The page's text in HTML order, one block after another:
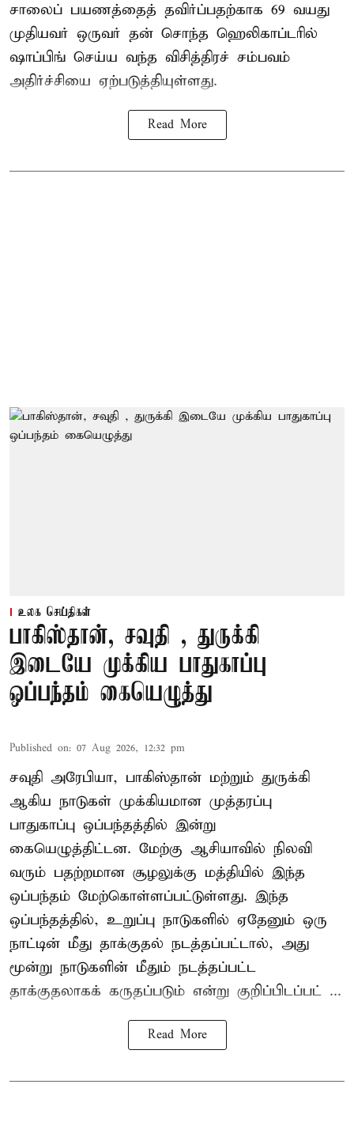
சாலைப் பயணத்தைத் தவிர்ப்பதற்காக 69 வயது
முதியவர் ஒருவர் தன் சொந்த ஹெலிகாப்டரில்
ஷாப்பிங் செய்ய வந்த விசித்திரச் சம்பவம்
அதிர்ச்சியை ஏற்படுத்தியுள்ளது.
Read More
உலக செய்திகள்
பாகிஸ்தான், சவுதி , துருக்கி
இடையே முக்கிய பாதுகாப்பு
ஒப்பந்தம் கையெழுத்து
Published on: 07 Aug 2026, 12:32 pm
சவுதி அரேபியா, பாகிஸ்தான் மற்றும் துருக்கி
ஆகிய நாடுகள் முக்கியமான முத்தரப்பு
பாதுகாப்பு ஒப்பந்தத்தில் இன்று
கையெழுத்திட்டன. மேற்கு ஆசியாவில் நிலவி
வரும் பதற்றமான சூழலுக்கு மத்தியில் இந்த
ஒப்பந்தம் மேற்கொள்ளப்பட்டுள்ளது. இந்த
ஒப்பந்தத்தில், உறுப்பு நாடுகளில் ஏதேனும் ஒரு
நாட்டின் மீது தாக்குதல் நடத்தப்பட்டால், அது
மூன்று நாடுகளின் மீதும் நடத்தப்பட்ட
தாக்குதலாகக் கருதப்படும் என்று குறிப்பிடப்பட் ...
Read More